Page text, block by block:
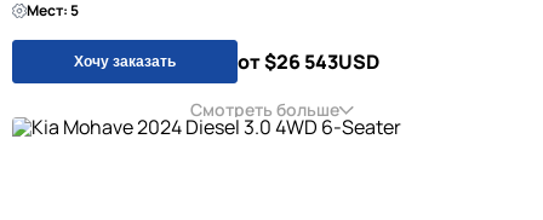
Мест: 5
Хочу заказать от $26 543USD
Смотреть больше